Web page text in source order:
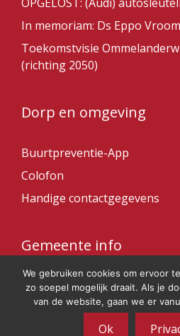
In memoriam: Ds Eppo Vroom
Toekomstvisie
(richting 2050)
Dorp en omgeving
Buurtpreventie-App
Colofon
Handige contactgegevens
Gemeente info
Gemeente Veendam
We gebruiken cookies om ervoor
zo soepel mogelijk draait. Als je
van de website, gaan we er
Ok